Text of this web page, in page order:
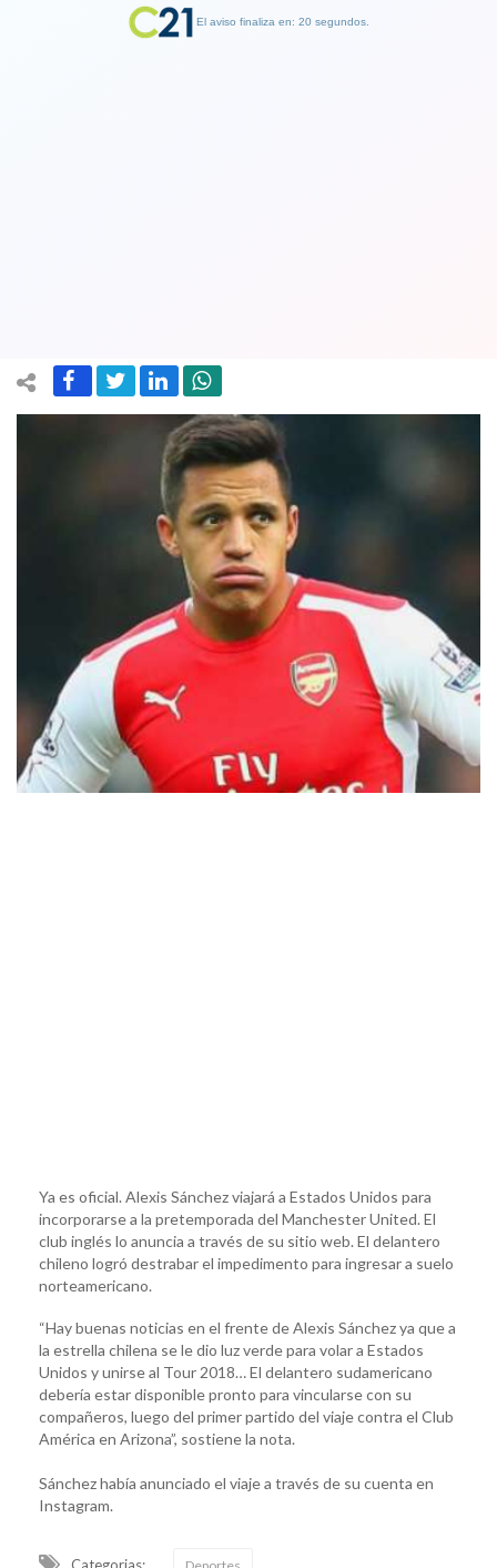
Ya es oficial. Alexis Sánchez viajará a Estados Unidos para
incorporarse a la pretemporada del Manchester United. El
club inglés lo anuncia a través de su sitio web. El delantero
chileno logró destrabar el impedimento para ingresar a suelo
norteamericano.
“Hay buenas noticias en el frente de Alexis Sánchez ya que a
la estrella chilena se le dio luz verde para volar a Estados
Unidos y unirse al Tour 2018… El delantero sudamericano
debería estar disponible pronto para vincularse con su
compañeros, luego del primer partido del viaje contra el Club
América en Arizona”, sostiene la nota.
Sánchez había anunciado el viaje a través de su cuenta en
Instagram.
El aviso finaliza en: 19 segundos.